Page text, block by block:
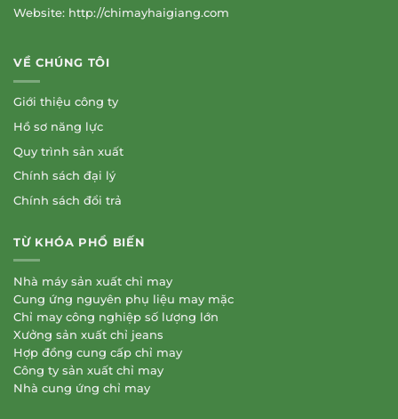
Website: http://chimayhaigiang.com
VỀ CHÚNG TÔI
Giới thiệu công ty
Hồ sơ năng lực
Quy trình sản xuất
Chính sách đại lý
Chính sách đổi trả
TỪ KHÓA PHỔ BIẾN
Nhà máy sản xuất chỉ may
Cung ứng nguyên phụ liệu may mặc
Chỉ may công nghiệp số lượng lớn
Xưởng sản xuất chỉ jeans
Hợp đồng cung cấp chỉ may
Công ty sản xuất chỉ may
Nhà cung ứng chỉ may